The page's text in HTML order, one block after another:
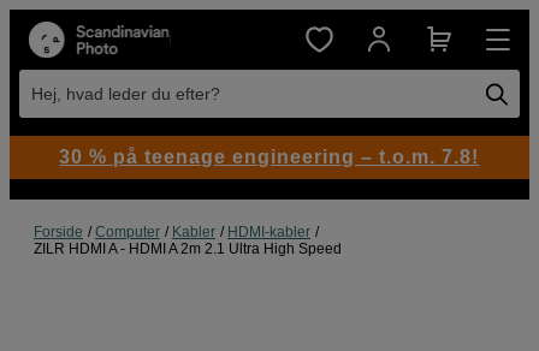
Hej, hvad leder du efter?
Forside Computer Kabler
HDMI-kabler
ZILR HDMI A - HDMI A 2m 2.1 Ultra High Speed
30 % på teenage engineering – t.o.m. 7.8!